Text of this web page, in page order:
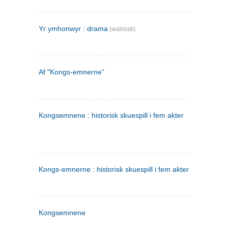
Yr ymhonwyr : drama (walisisk)
Af "Kongs-emnerne"
Kongsemnene : historisk skuespill i fem akter
Kongs-emnerne : historisk skuespill i fem akter
Kongsemnene